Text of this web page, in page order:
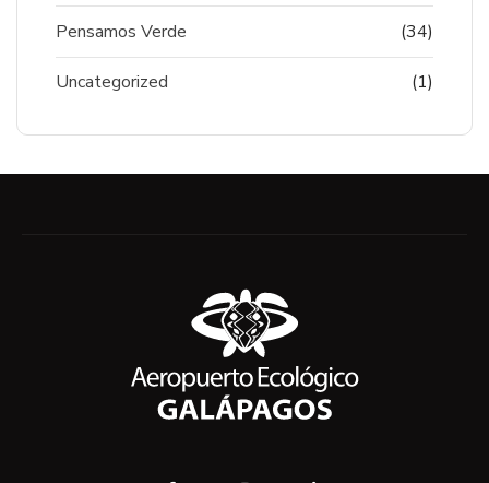
Pensamos Verde (34)
Uncategorized (1)